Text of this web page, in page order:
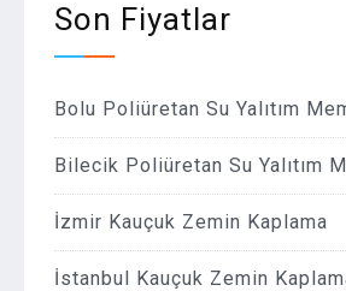
Son Fiyatlar
Bolu Poliüretan Su Yalıtım
Bilecik Poliüretan Su Yalıtım
İzmir Kauçuk Zemin Kaplama
İstanbul Kauçuk Zemin